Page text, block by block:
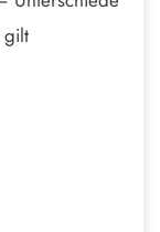
gilt